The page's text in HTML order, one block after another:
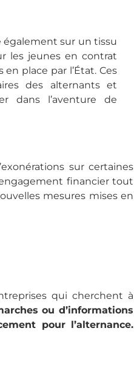
également sur un tissu
les jeunes en contrat
place par l’État. Ces
des alternants et
dans l’aventure de
sur certaines
financier tout
mesures mises en
qui cherchent à
ou d’informations
pour l’alternance.